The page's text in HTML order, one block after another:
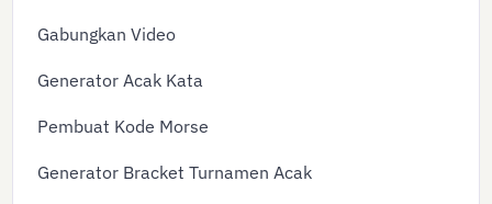
Gabungkan Video
Generator Acak Kata
Pembuat Kode Morse
Generator Bracket Turnamen Acak